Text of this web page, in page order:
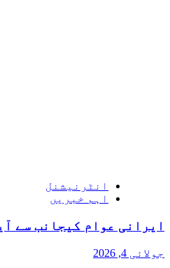
انٹرنیشنل
اہم خبریں
ایرانی عوام کیجانب سے
جولائی 4, 2026